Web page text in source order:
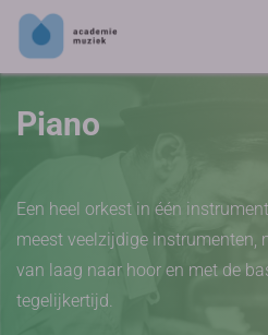
Piano
Een heel orkest in één
meest veelzijdige instrumenten,
van laag naar hoor en met de
tegelijkertijd.